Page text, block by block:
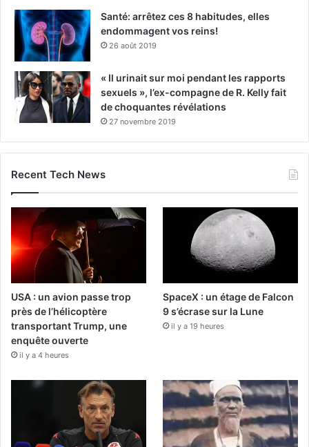
Santé: arrêtez ces 8 habitudes, elles
endommagent vos reins!
26 août 2019
« Il urinait sur moi pendant les rapports
sexuels », l’ex-compagne de R. Kelly fait
de choquantes révélations
27 novembre 2019
Recent Tech News
USA : un avion passe trop
près de l’hélicoptère
transportant Trump, une
enquête ouverte
il y a 4 heures
SpaceX : un étage de Falcon
9 s’écrase sur la Lune
il y a 19 heures